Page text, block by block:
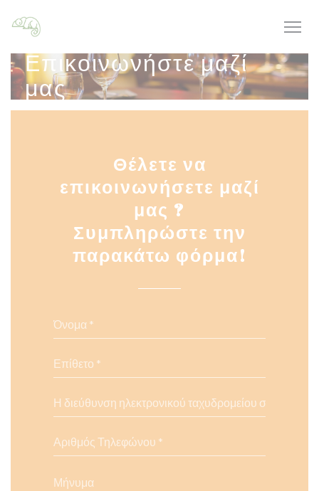
Επικοινωνήστε μαζί
μας
Θέλετε να
επικοινωνήσετε μαζί
μας ?
Συμπληρώστε την
παρακάτω φόρμα!